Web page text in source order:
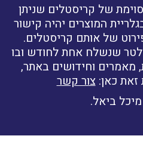
של קריסטלים שניתן
המוצרים יהיה קישור
של אותם קריסטלים.
שנשלח אחת לחודש ובו
מאמרים וחידושים באתר,
זאת כאן:צור קשר
ביאל.